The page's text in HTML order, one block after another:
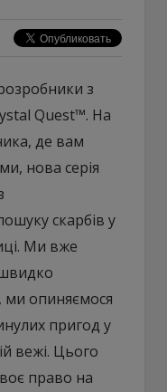
з
Quest™. На
де вам
нова серія
скарбів у
Ми вже
ми опиняємося
пригод у
вежі. Цього
право на